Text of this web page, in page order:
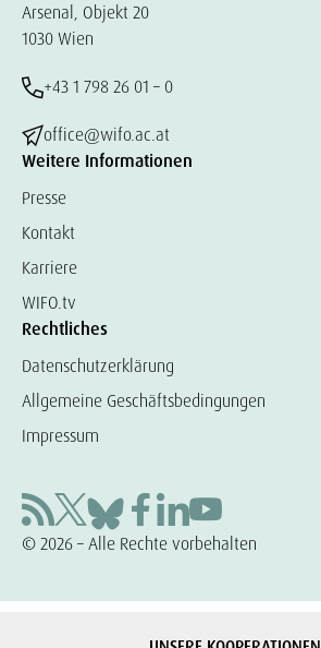
Arsenal, Objekt 20
1030 Wien
+43 1 798 26 01 – 0
office@wifo.ac.at
Weitere Informationen
Presse
Kontakt
Karriere
WIFO.tv
Rechtliches
Datenschutzerklärung
Allgemeine Geschäftsbedingungen
Impressum
© 2026 – Alle Rechte vorbehalten